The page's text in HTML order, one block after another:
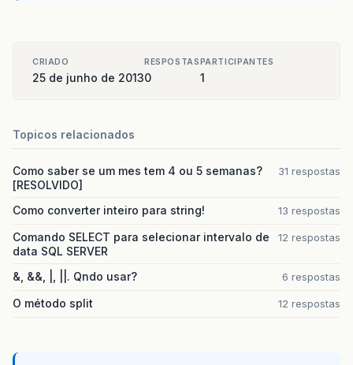
CRIADO
25 de junho de 2013
RESPOSTAS
0
PARTICIPANTES
1
Topicos relacionados
Como saber se um mes tem 4 ou 5 semanas?
[RESOLVIDO]
31 respostas
Como converter inteiro para string! 13 respostas
Comando SELECT para selecionar intervalo de
data SQL SERVER
12 respostas
&, &&, |, ||. Qndo usar? 6 respostas
O método split 12 respostas